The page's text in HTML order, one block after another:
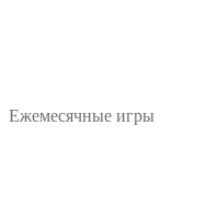
Ежемесячные игры